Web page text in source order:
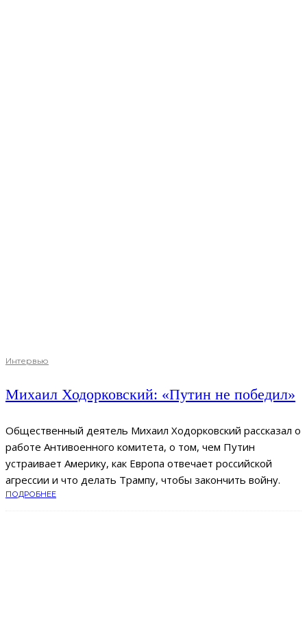
Интервью
Михаил Ходорковский: «Путин не победил»
Общественный деятель Михаил Ходорковский рассказал о
работе Антивоенного комитета, о том, чем Путин
устраивает Америку, как Европа отвечает российской
агрессии и что делать Трампу, чтобы закончить войну.
ПОДРОБНЕЕ